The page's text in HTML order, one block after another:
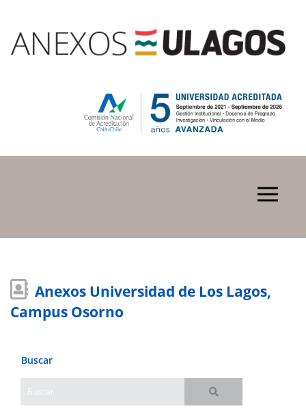
Anexos Universidad de Los Lagos,
Campus Osorno
Buscar